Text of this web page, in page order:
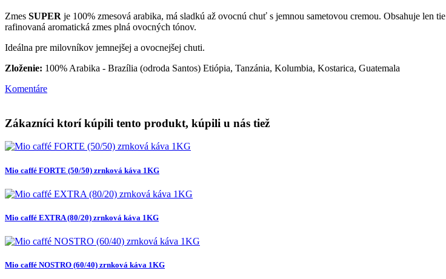
Zmes SUPER je 100% zmesová arabika, má sladkú až ovocnú chuť s jemnou sametovou cremou. Obsahuje
rafinovaná aromatická zmes plná ovocných tónov.
Ideálna pre milovníkov jemnejšej a ovocnejšej chuti.
Zloženie: 100% Arabika - Brazília (odroda Santos) Etiópia, Tanzánia, Kolumbia, Kostarica, Guatemala
Komentáre
Zákazníci ktorí kúpili tento produkt, kúpili u nás tiež
Mio caffé FORTE (50/50) zrnková káva 1KG
Mio caffé EXTRA (80/20) zrnková káva 1KG
Mio caffé NOSTRO (60/40) zrnková káva 1KG